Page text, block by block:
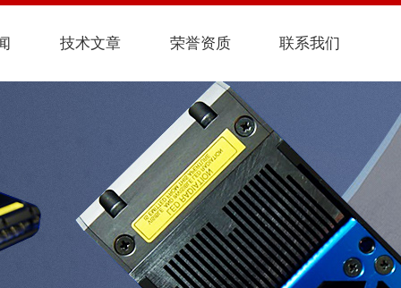
技术文章 荣誉资质 联系我们